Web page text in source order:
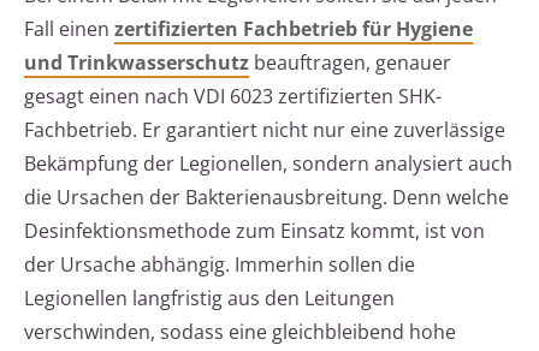
Fall einen zertifizierten Fachbetrieb für Hygiene
und Trinkwasserschutz beauftragen, genauer
gesagt einen nach VDI 6023 zertifizierten SHK-
Fachbetrieb. Er garantiert nicht nur eine zuverlässige
Bekämpfung der Legionellen, sondern analysiert auch
die Ursachen der Bakterienausbreitung. Denn welche
Desinfektionsmethode zum Einsatz kommt, ist von
der Ursache abhängig. Immerhin sollen die
Legionellen langfristig aus den Leitungen
verschwinden, sodass eine gleichbleibend hohe